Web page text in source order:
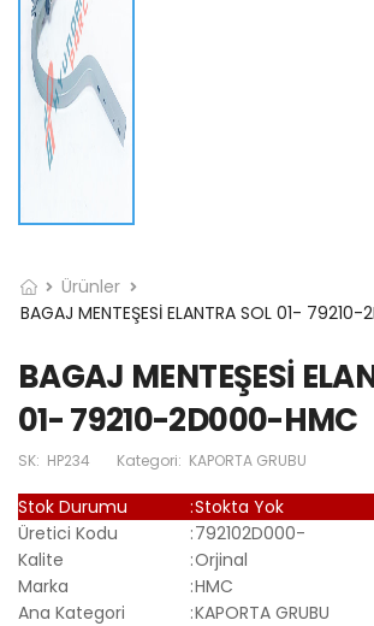
Ürünler
BAGAJ MENTEŞESİ ELANTRA SOL 01-
BAGAJ MENTEŞESİ
01- 79210-2D000-HMC
SK: HP234 Kategori: KAPORTA GRUBU
Stok Durumu :Stokta Yok
Üretici Kodu
:792102D000-
Kalite
:Orjinal
Marka
:HMC
Ana Kategori
:KAPORTA GRUBU